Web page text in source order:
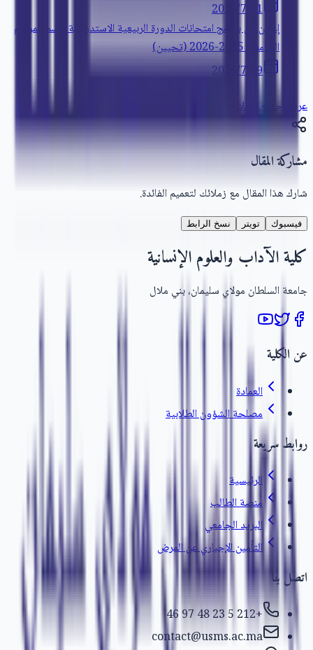
21‏/7‏/2026
إعلان عن برنامج امتحانات الدورة الربيعية الاستدراكية برسم الموسم
الجامعي 2025-2026 (تحيين)
19‏/7‏/2026
عرض جميع الإعلانات
مشاركة المقال
شارك هذا المقال مع زملائك لتعميم الفائدة.
فيسبوك تويتر نسخ الرابط
كلية الآداب والعلوم الإنسانية
جامعة السلطان مولاي سليمان، بني ملال
عن الكلية
العمادة
مصلحة الشؤون الطلابية
روابط سريعة
الرئيسية
منصة الطالب
البريد الجامعي
التأمين الإجباري عن المرض
اتصل بنا
+212 5 23 48 97 46
contact@usms.ac.ma